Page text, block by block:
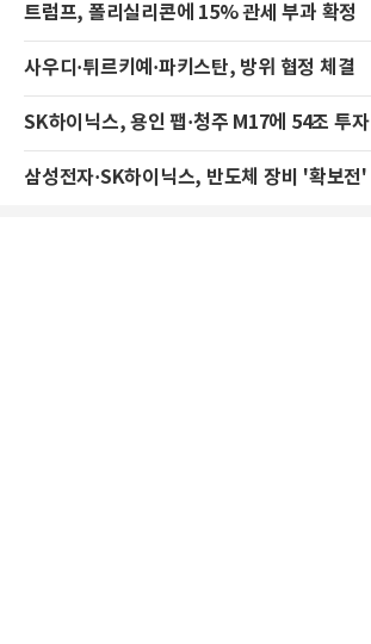
트럼프, 폴리실리콘에 15% 관세 부과 확정
사우디·튀르키예·파키스탄, 방위 협정 체결
SK하이닉스, 용인 팹·청주 M17에 54조 투자
삼성전자·SK하이닉스, 반도체 장비 '확보전'